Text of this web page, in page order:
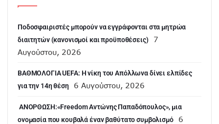
Ποδοσφαιριστές μπορούν να εγγράφονται στα μητρώα
διαιτητών (κανονισμοί και προϋποθέσεις)
7
Αυγούστου, 2026
ΒΑΘΜΟΛΟΓΙΑ UEFA: Η νίκη του Απόλλωνα δίνει ελπίδες
για την 14η θέση
6 Αυγούστου, 2026
ANOΡΘΩΣΗ:«Freedom Αντώνης Παπαδόπουλος», μια
ονομασία που κουβαλά έναν βαθύτατο συμβολισμό
6